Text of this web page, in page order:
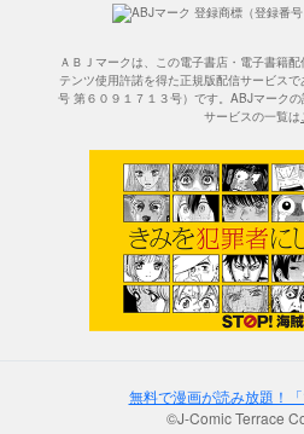
ＡＢＪマークは、この電子書店・電子書籍
テンツ使用許諾を得た正規版配信サービス
号 第６０９１７１３号）です。ABJマーク
サービスの一覧は
無料で漫画が読み放題！「
©J-Comic Terrace